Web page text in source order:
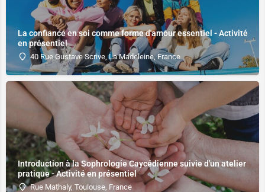
La confiance en soi comme forme d'amour essentiel - Activité
en présentiel
40 Rue Gustave Scrive, La Madeleine, France
Introduction à la Sophrologie Caycédienne suivie d'un atelier
pratique - Activité en présentiel
Rue Mathaly, Toulouse, France